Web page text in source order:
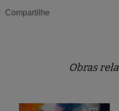
Compartilhe
Obras